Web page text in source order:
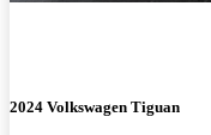
2024 Volkswagen Tiguan